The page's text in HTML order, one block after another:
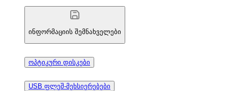
ინფორმაციის შემნახველები
ოპტიკური დისკები
USB ფლეშ-მეხსიერებები